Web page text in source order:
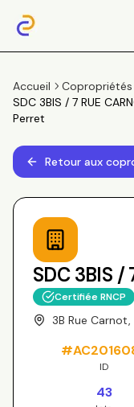
Accueil
Copropriétés
SDC 3BIS / 7 RUE
Perret
Retour aux
SDC 3BIS /
Certifiée RNCP
3B Rue
#
ID
43